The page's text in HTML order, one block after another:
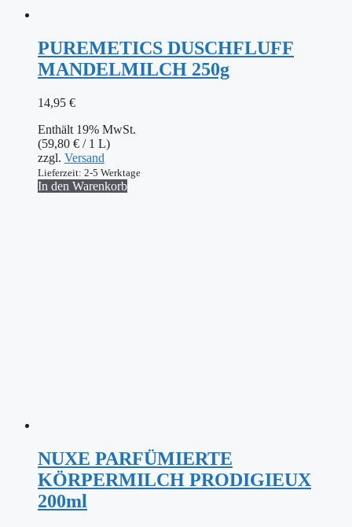
PUREMETICS DUSCHFLUFF
MANDELMILCH 250g
14,95 €
Enthält 19% MwSt.
(59,80 € / 1 L)
zzgl. Versand
Lieferzeit: 2-5 Werktage
In den Warenkorb
NUXE PARFÜMIERTE
KÖRPERMILCH PRODIGIEUX
200ml